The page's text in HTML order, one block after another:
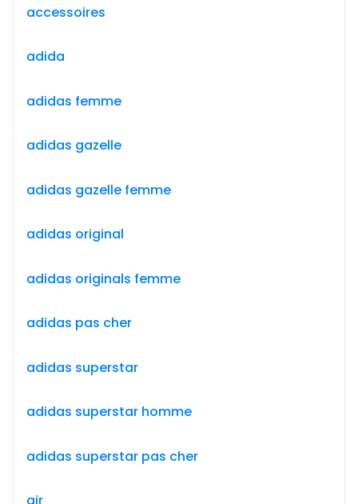
accessoires
adida
adidas femme
adidas gazelle
adidas gazelle femme
adidas original
adidas originals femme
adidas pas cher
adidas superstar
adidas superstar homme
adidas superstar pas cher